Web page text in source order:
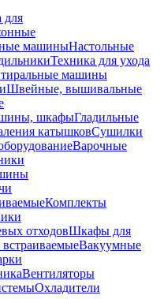
для
машиныНастольные
Техника для ухода
машины
Швейные, вышивальные
шкафыГладильные
катышковСушилки
Варочные
Комплекты
отходовШкафы для
Вакуумные
Вентиляторы
Охладители